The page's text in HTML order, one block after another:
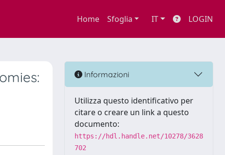
Home Sfoglia IT LOGIN
Informazioni
Utilizza questo identificativo per
citare o creare un link a questo
documento:
https://hdl.handle.net/10278/3628
702